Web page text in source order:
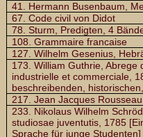
41. Hermann Busenbaum,
67. Code civil von Didot
78. Sturm, Predigten, 4
108. Grammaire francaise
127. Wilhelm Gesenius,
173. William Guthrie, Abrege
industrielle et commerciale,
beschreibenden,
217. Jean Jacques
233. Nikolaus Wilhelm
studiosae juventutis, 1785
Sprache für junge Studenten]